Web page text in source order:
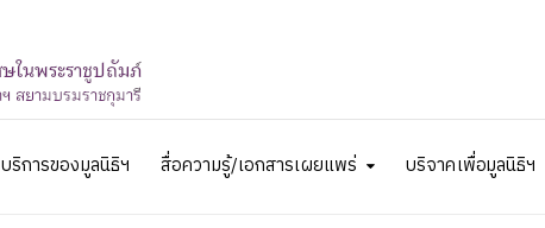
บริการของมูลนิธิฯ สื่อความรู้/เอกสารเผยแพร่ บริจาคเพื่อมูลนิธิฯ